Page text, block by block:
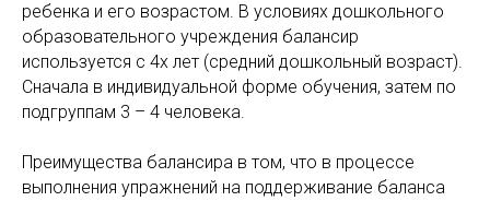
ребенка и его возрастом. В условиях дошкольного
образовательного учреждения балансир
используется с 4х лет (средний дошкольный возраст).
Сначала в индивидуальной форме обучения, затем по
подгруппам 3 – 4 человека.
Преимущества балансира в том, что в процессе
выполнения упражнений на поддерживание баланса